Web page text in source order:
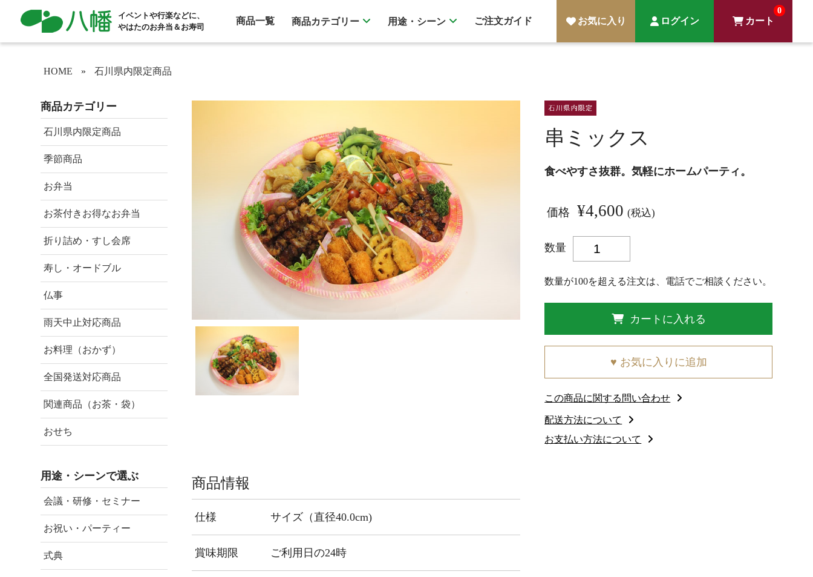
イベントや行楽などに、
やはたのお弁当＆お寿司
商品一覧 商品カテゴリー 用途・シーン ご注文ガイド お気に入り ログイン カート
0
HOME » 石川県内限定商品
串ミックス
食べやすさ抜群。気軽にホームパーティ。
価格 ¥4,600 (税込)
数量
数量が100を超える注文は、電話でご相談ください。
カートに入れる
♥ お気に入りに追加
この商品に関する問い合わせ
配送方法について
お支払い方法について
商品情報
仕様 サイズ（直径40.0cm)
賞味期限 ご利用日の24時
商品カテゴリー
石川県内限定商品
季節商品
お弁当
お茶付きお得なお弁当
折り詰め・すし会席
寿し・オードブル
仏事
雨天中止対応商品
お料理（おかず）
全国発送対応商品
関連商品（お茶・袋）
おせち
用途・シーンで選ぶ
会議・研修・セミナー
お祝い・パーティー
式典